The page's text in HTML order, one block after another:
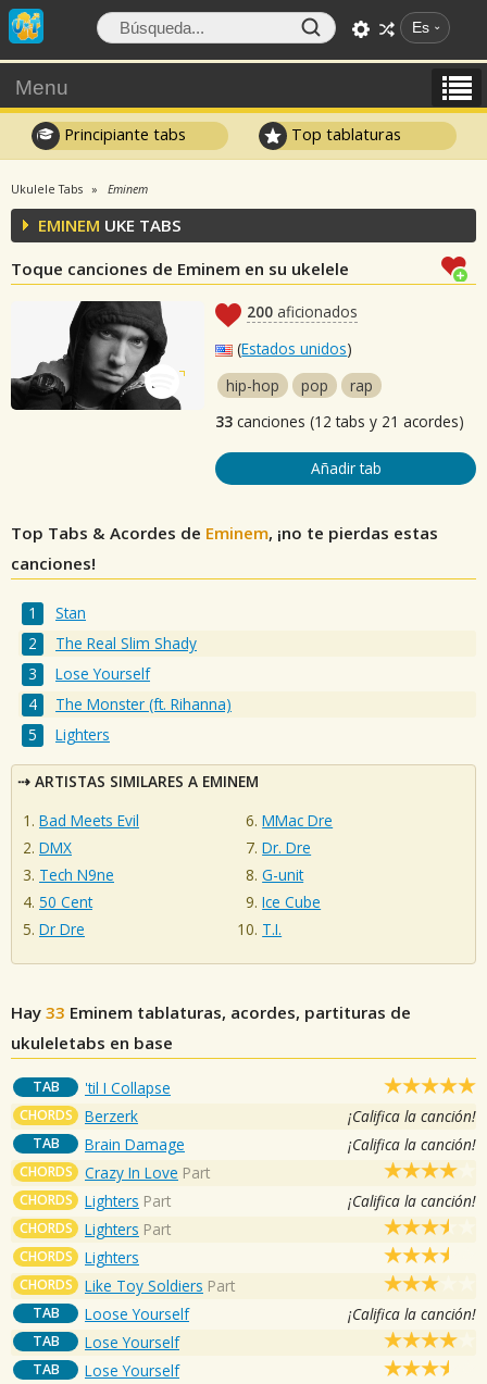
Es
Menu
Principiante tabs Top tablaturas
Ukulele Tabs Eminem
EMINEM UKE TABS
Toque canciones de Eminem en su ukelele
200 aficionados
(Estados unidos)
hip-hop
pop
rap
33 canciones (12 tabs y 21 acordes)
Añadir tab
Top Tabs & Acordes de Eminem, ¡no te pierdas estas
canciones!
Stan
The Real Slim Shady
Lose Yourself
The Monster (ft. Rihanna)
Lighters
ARTISTAS SIMILARES A EMINEM
Bad Meets Evil
DMX
Tech N9ne
50 Cent
Dr Dre
MMac Dre
Dr. Dre
G-unit
Ice Cube
T.I.
Hay 33 Eminem tablaturas, acordes, partituras de
ukuleletabs en base
TAB 'til I Collapse
CHORDS Berzerk ¡Califica la canción!
TAB Brain Damage ¡Califica la canción!
CHORDS Crazy In Love Part
CHORDS Lighters Part ¡Califica la canción!
CHORDS Lighters Part
CHORDS Lighters
CHORDS Like Toy Soldiers Part
TAB Loose Yourself ¡Califica la canción!
TAB Lose Yourself
TAB Lose Yourself